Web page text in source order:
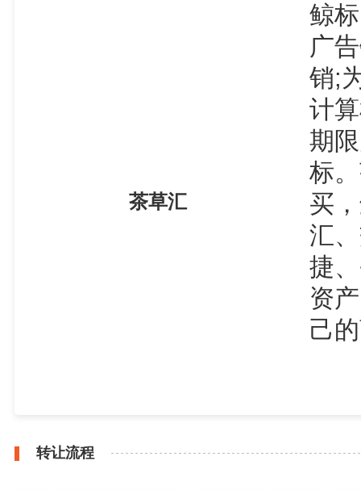
茶草汇
鲸
广
销;
计
期
标
买
汇
捷
资
己
转让流程